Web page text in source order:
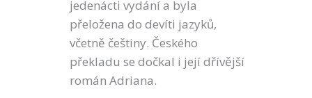
jedenácti vydání a byla
přeložena do devíti jazyků,
včetně češtiny. Českého
překladu se dočkal i její dřívější
román Adriana.